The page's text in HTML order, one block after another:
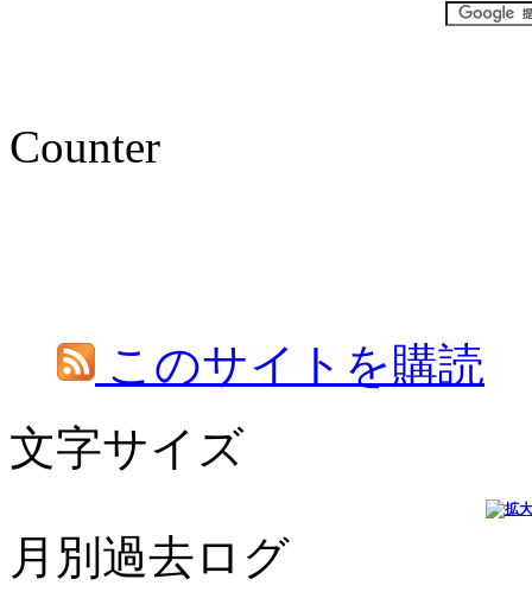
Counter
このサイトを購読
文字サイズ
月別過去ログ